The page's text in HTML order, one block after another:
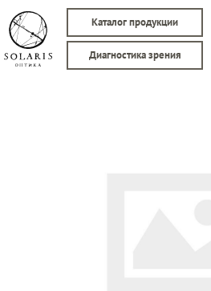
Каталог продукции
Диагностика зрения